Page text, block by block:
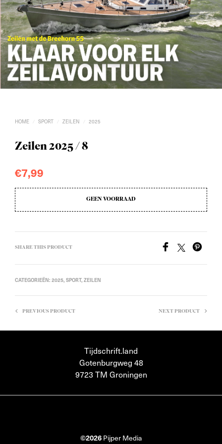
HOME / SPORT / ZEILEN / 2025
Zeilen 2025 / 8
€7,99
GEEN VOORRAAD
SHARE THIS PRODUCT
CATEGORIEËN: 2025, SPORT, ZEILEN
PREVIOUS PRODUCT NEXT PRODUCT
Tijdschrift.land
Gotenburgweg 48
9723 TM Groningen
©2026 Pijper Media